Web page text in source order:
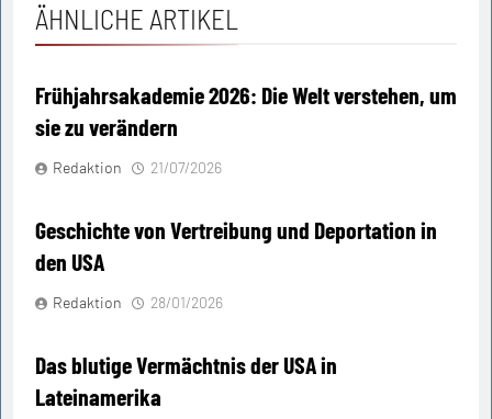
ÄHNLICHE ARTIKEL
Frühjahrsakademie 2026: Die Welt verstehen, um
sie zu verändern
Redaktion 21/07/2026
Geschichte von Vertreibung und Deportation in
den USA
Redaktion 28/01/2026
­Das blutige Vermächtnis der USA in
Lateinamerika